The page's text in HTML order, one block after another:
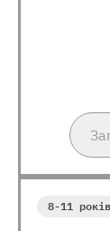
8-11 років